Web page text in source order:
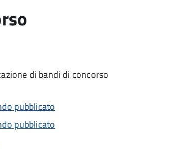
di bandi di concorso
pubblicato
pubblicato